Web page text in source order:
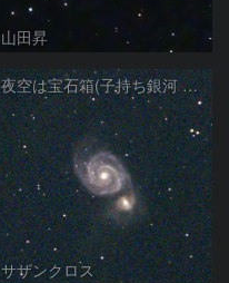
山田昇
夜空は宝石箱(子持ち銀河 M51) Seestar50
サザンクロス